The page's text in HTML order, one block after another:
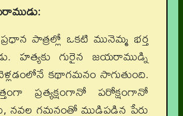
పాత్రల్లో ఒకటి మునెమ్మ భర్త
హత్యకు గురైన జయరాముడ్ని
కథాగమనం సాగుతుంది.
ప్రత్యక్షంగానో పరోక్షంగానో
నవల గమనంతో ముడిపడిన పేరు